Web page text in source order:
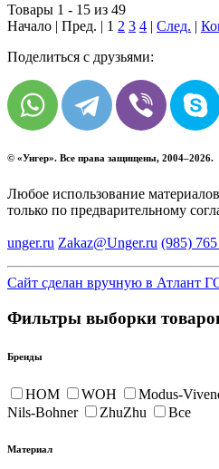
Товары 1 - 15 из 49
Начало | Пред. | 1 2 3 4 | След. |
Поделиться с друзьями:
© «Унгер». Все права защищены, 2004–2026.
Любое использование
только по предварительному
unger.ru Zakaz@Unger.ru (985)
Сайт сделан вручную в Атлант
Фильтры выборки
Бренды
HOM WOH Modus-
Nils-Bohner
ZhuZhu Все
Материал